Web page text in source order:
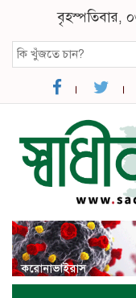
বৃহস্পতিবার,